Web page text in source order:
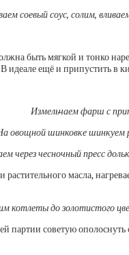
соевый соус, солим,
быть мягкой и тонко
идеале ещё и припустить в
Измельчаем фарш с
овощной шинковке шинкуем
через чесночный пресс
масла,
котлеты до золотистого
советую